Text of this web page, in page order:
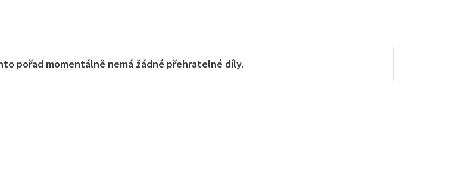
pořad momentálně nemá žádné přehratelné díly.